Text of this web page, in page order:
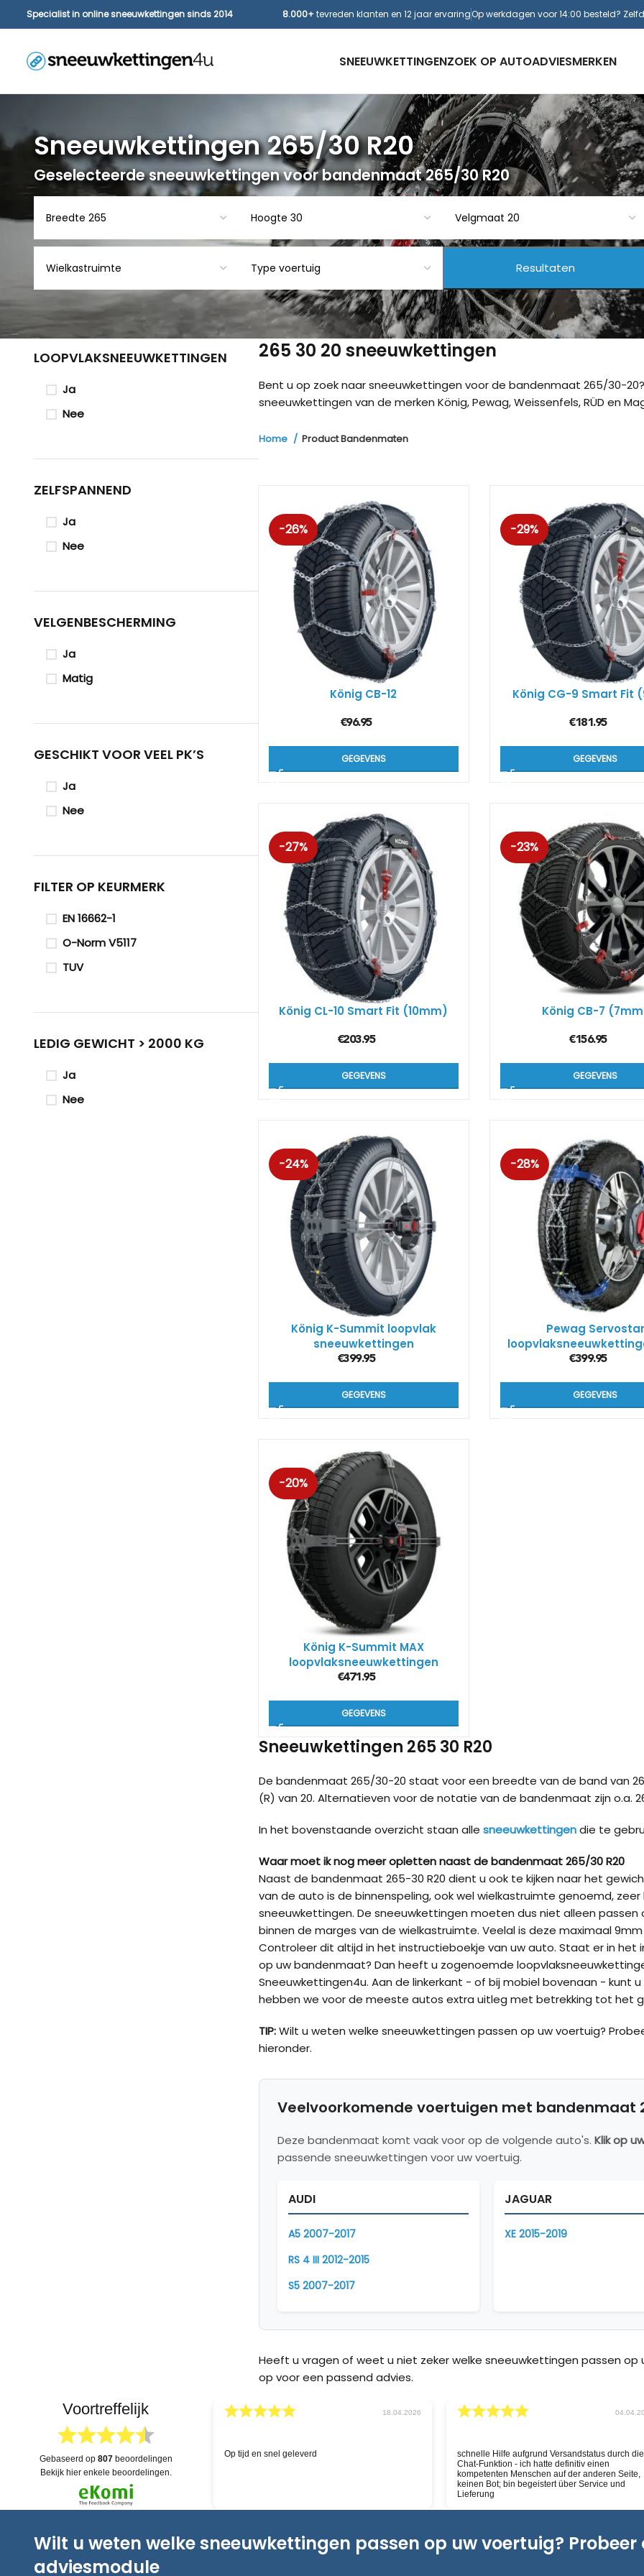
Specialist in online sneeuwkettingen sinds 2014 8.000+ tevreden klanten en 12 jaar ervaringOp werkdagen voor 14:00 besteld?
SNEEUWKETTINGENZOEK OP AUTOADVIESMERKEN
Sneeuwkettingen 265/30 R20
Geselecteerde sneeuwkettingen voor bandenmaat 265/30 R20
265 30 20 sneeuwkettingen
Bent u op zoek naar sneeuwkettingen voor de bandenmaat 265/30-
sneeuwkettingen van de merken König, Pewag, Weissenfels, RÜD en
Home Product Bandenmaten
-26%
König CB-12
€96.95
GEGEVENS
-29%
König CG-9 Smart Fit
€181.95
GEGEVENS
-27%
König CL-10 Smart Fit (10mm)
€203.95
GEGEVENS
-23%
König CB-7
€156.95
GEGEVENS
-24%
König K-Summit loopvlak
sneeuwkettingen
€399.95
GEGEVENS
-28%
Pewag Servostar
€399.95
GEGEVENS
-20%
König K-Summit MAX
loopvlaksneeuwkettingen
€471.95
GEGEVENS
Sneeuwkettingen 265 30 R20
De bandenmaat 265/30-20 staat voor een breedte van de band van
(R) van 20. Alternatieven voor de notatie van de bandenmaat zijn o.a.
In het bovenstaande overzicht staan alle sneeuwkettingendie te
Waar moet ik nog meer opletten naast de bandenmaat 265/30 R20
Naast de bandenmaat 265-30 R20 dient u ook te kijken naar het
van de auto is de binnenspeling, ook wel wielkastruimte genoemd,
sneeuwkettingen. De sneeuwkettingen moeten dus niet alleen
binnen de marges van de wielkastruimte. Veelal is deze maximaal
Controleer dit altijd in het instructieboekje van uw auto. Staat er in het
op uw bandenmaat? Dan heeft u zogenoemde
Sneeuwkettingen4u. Aan de linkerkant - of bij mobiel bovenaan - kunt
hebben we voor de meeste autos extra uitleg met betrekking tot het
TIP:Wilt u weten welke sneeuwkettingen passen op uw voertuig?
hieronder.
Veelvoorkomende voertuigen met bandenmaat
Deze bandenmaat komt vaak voor op de volgende auto's. Klik op
passende sneeuwkettingen voor uw voertuig.
AUDI
A5 2007-2017
RS 4 III 2012-2015
S5 2007-2017
JAGUAR
XE 2015-2019
Heeft u vragen of weet u niet zeker welke sneeuwkettingen passen
op voor een passend advies.
LOOPVLAKSNEEUWKETTINGEN
Ja
Nee
ZELFSPANNEND
Ja
Nee
VELGENBESCHERMING
Ja
Matig
GESCHIKT VOOR VEEL PK’S
Ja
Nee
FILTER OP KEURMERK
EN 16662-1
O-Norm V5117
TUV
LEDIG GEWICHT > 2000 KG
Ja
Nee
Voortreffelijk
gebaseerd op 807beoordelingen
bekijk hier enkele beoordelingen.
hulp!
30.03.2026
Uitgebreide voorraad en snelle service, nu hopen
Goeie website, snelle service
Wilt u weten welke sneeuwkettingen passen op uw voertuig?
adviesmodule